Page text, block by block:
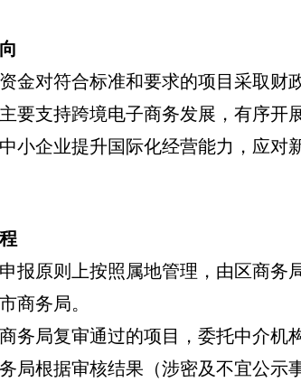
对符合标准和要求的项目采取财
要支持跨境电子商务发展，有序开
小企业提升国际化经营能力，应对
原则上按照属地管理，由区商务
商务局。
局复审通过的项目，委托中介机构
根据审核结果（涉密及不宜公示